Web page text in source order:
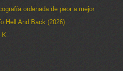
ordenada de peor a mejor
Hell And Back (2026)
K